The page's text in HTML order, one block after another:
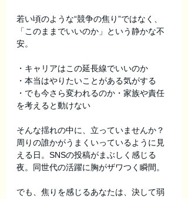
若い頃のような“競争の焦り”ではなく、
「このままでいいのか」という静かな不
安。
・キャリアはこの延長線でいいのか
・本当はやりたいことがある気がする
・でも今さら変われるのか・家族や責任
を考えると動けない
そんな揺れの中に、立っていませんか？
周りの誰かがうまくいっているように見
える日。SNSの投稿がまぶしく感じる
夜。同世代の活躍に胸がザワつく瞬間。
でも、焦りを感じるあなたは、決して弱